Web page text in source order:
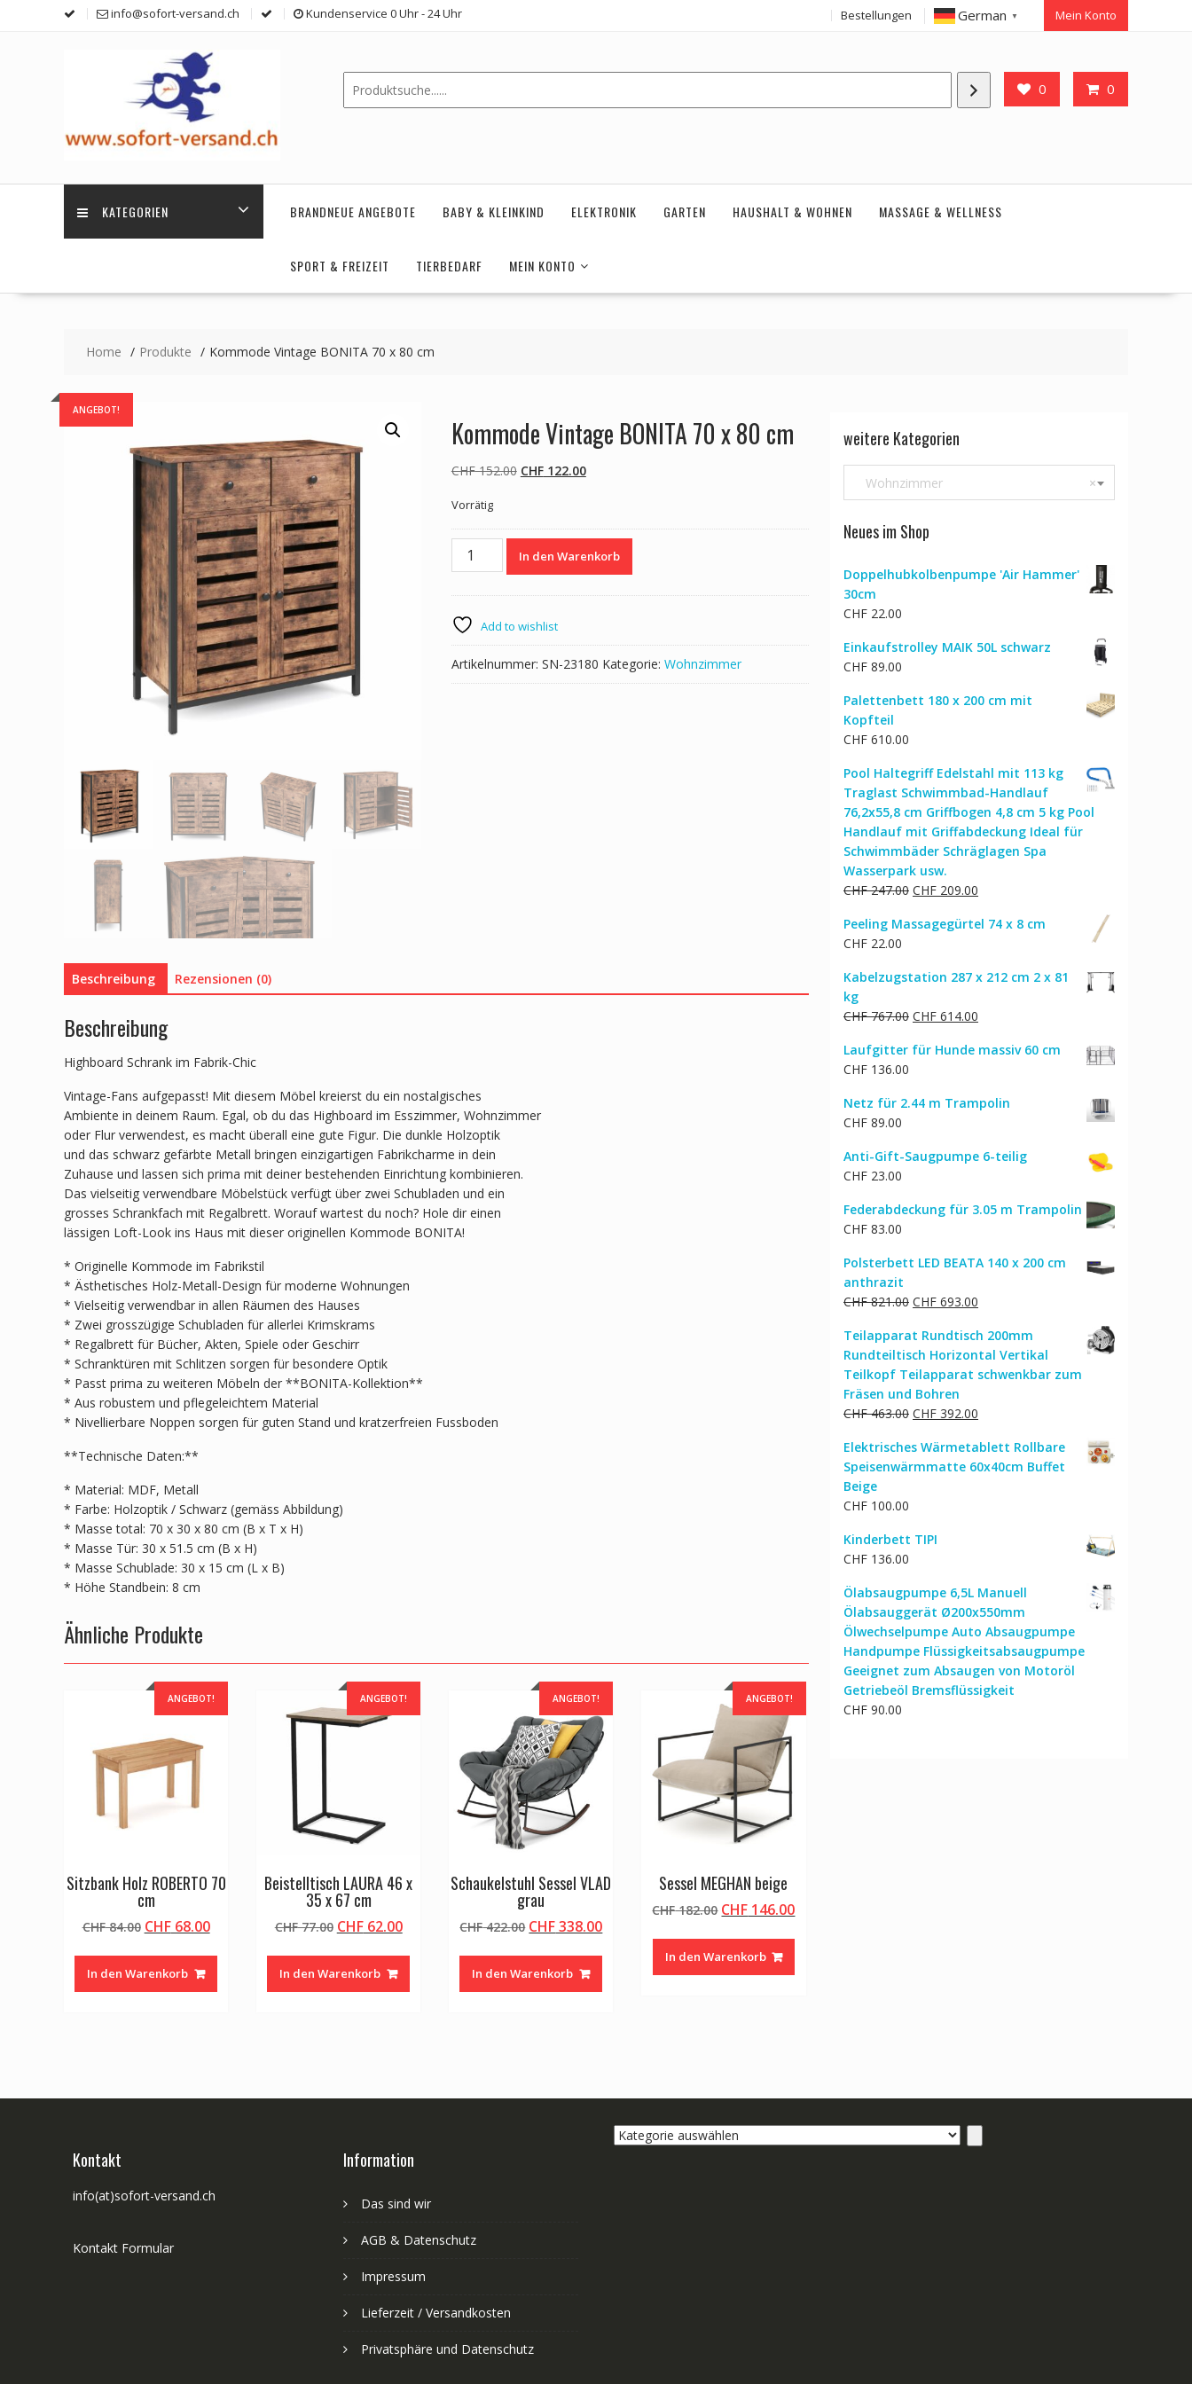
info@sofort-versand.ch Kundenservice 0 Uhr - 24 Uhr Bestellungen German ▼ Mein Konto
0 0
KATEGORIEN BRANDNEUE ANGEBOTE BABY & KLEINKIND ELEKTRONIK GARTEN HAUSHALT & WOHNEN MASSAGE & WELLNESS
SPORT & FREIZEIT TIERBEDARF MEIN KONTO
Home Produkte Kommode Vintage BONITA 70 x 80 cm
ANGEBOT!
Kommode Vintage BONITA 70 x 80 cm
CHF152.00 Ursprünglicher
CHF 152.00
CHF122.00Aktueller
CHF 122.00.
Vorrätig
Kommode
x
80
cm
Menge
In den Warenkorb
Add to wishlist
Artikelnummer: SN-23180 Kategorie: Wohnzimmer
Beschreibung Rezensionen (0)
Beschreibung
Highboard Schrank im Fabrik-Chic
Vintage-Fans aufgepasst! Mit diesem Möbel kreierst du ein nostalgisches
Ambiente in deinem Raum. Egal, ob du das Highboard im Esszimmer, Wohnzimmer
oder Flur verwendest, es macht überall eine gute Figur. Die dunkle Holzoptik
und das schwarz gefärbte Metall bringen einzigartigen Fabrikcharme in dein
Zuhause und lassen sich prima mit deiner bestehenden Einrichtung kombinieren.
Das vielseitig verwendbare Möbelstück verfügt über zwei Schubladen und ein
grosses Schrankfach mit Regalbrett. Worauf wartest du noch? Hole dir einen
lässigen Loft-Look ins Haus mit dieser originellen Kommode BONITA!
* Originelle Kommode im Fabrikstil
* Ästhetisches Holz-Metall-Design für moderne Wohnungen
* Vielseitig verwendbar in allen Räumen des Hauses
* Zwei grosszügige Schubladen für allerlei Krimskrams
* Regalbrett für Bücher, Akten, Spiele oder Geschirr
* Schranktüren mit Schlitzen sorgen für besondere Optik
* Passt prima zu weiteren Möbeln der **BONITA-Kollektion**
* Aus robustem und pflegeleichtem Material
* Nivellierbare Noppen sorgen für guten Stand und kratzerfreien Fussboden
**Technische Daten:**
* Material: MDF, Metall
* Farbe: Holzoptik / Schwarz (gemäss Abbildung)
* Masse total: 70 x 30 x 80 cm (B x T x H)
* Masse Tür: 30 x 51.5 cm (B x H)
* Masse Schublade: 30 x 15 cm (L x B)
* Höhe Standbein: 8 cm
Ähnliche Produkte
ANGEBOT!
Sitzbank Holz ROBERTO 70
cm
CHF84.00 Ursprünglicher
war:
CHF 84.00
CHF68.00Aktueller
In den Warenkorb
ANGEBOT!
Beistelltisch LAURA 46 x
35 x 67 cm
CHF77.00 Ursprünglicher
war:
CHF 77.00
CHF62.00Aktueller
In den Warenkorb
ANGEBOT!
Schaukelstuhl Sessel VLAD
grau
CHF422.00 Ursprünglicher
war:
CHF 422.00
CHF338.00Aktueller
In den Warenkorb
ANGEBOT!
Sessel MEGHAN beige
CHF182.00 Ursprünglicher
war:
CHF 182.00
CHF 146.00Aktueller
In den Warenkorb
weitere Kategorien
×
Wohnzimmer
Neues im Shop
Doppelhubkolbenpumpe 'Air Hammer'
30cm
CHF 22.00
Einkaufstrolley MAIK 50L schwarz
CHF 89.00
Palettenbett 180 x 200 cm mit
Kopfteil
CHF 610.00
Pool Haltegriff Edelstahl mit 113 kg
Traglast Schwimmbad-Handlauf
76,2x55,8 cm Griffbogen 4,8 cm 5 kg Pool
Handlauf mit Griffabdeckung Ideal für
Schwimmbäder Schräglagen Spa
Wasserpark usw.
CHF247.00 Ursprünglicher
war:
CHF 209.00
ist:
Peeling Massagegürtel 74 x 8 cm
CHF 22.00
Kabelzugstation 287 x 212 cm 2 x 81
kg
CHF767.00 Ursprünglicher
war:
CHF 614.00
ist:
Laufgitter für Hunde massiv 60 cm
CHF 136.00
Netz für 2.44 m Trampolin
CHF 89.00
Anti-Gift-Saugpumpe 6-teilig
CHF 23.00
Federabdeckung für 3.05 m Trampolin
CHF 83.00
Polsterbett LED BEATA 140 x 200 cm
anthrazit
CHF821.00 Ursprünglicher
war:
CHF 821.00
CHF 693.00
ist:
CHF 693.00.
Teilapparat Rundtisch 200mm
Rundteiltisch Horizontal Vertikal
Teilkopf Teilapparat schwenkbar zum
Fräsen und Bohren
CHF463.00 Ursprünglicher
war:
CHF 463.00
CHF 392.00
ist:
CHF 392.00.
Elektrisches Wärmetablett Rollbare
Speisenwärmmatte 60x40cm Buffet
Beige
CHF 100.00
Kinderbett TIPI
CHF 136.00
Ölabsaugpumpe 6,5L Manuell
Ölabsauggerät Ø200x550mm
Ölwechselpumpe Auto Absaugpumpe
Handpumpe Flüssigkeitsabsaugpumpe
Geeignet zum Absaugen von Motoröl
Getriebeöl Bremsflüssigkeit
CHF 90.00
Kontakt
info(at)sofort-versand.ch
Kontakt Formular
Information
Das sind wir
AGB & Datenschutz
Impressum
Lieferzeit / Versandkosten
Privatsphäre und Datenschutz
Kategorie